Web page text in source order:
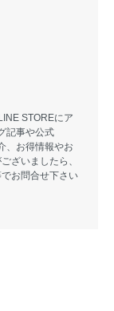
STOREにア
記事や公式
、お得情報やお
ざいましたら、
お問合せ下さい